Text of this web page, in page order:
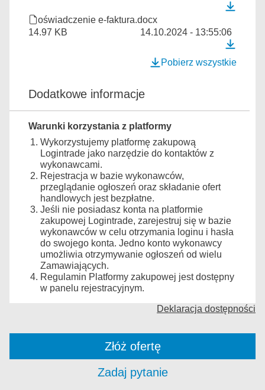
oświadczenie e-faktura.docx
14.97 KB
14.10.2024 - 13:55:06
Pobierz wszystkie
Dodatkowe informacje
Warunki korzystania z platformy
Wykorzystujemy platformę zakupową
Logintrade jako narzędzie do kontaktów z
wykonawcami.
Rejestracja w bazie wykonawców,
przeglądanie ogłoszeń oraz składanie ofert
handlowych jest bezpłatne.
Jeśli nie posiadasz konta na platformie
zakupowej Logintrade, zarejestruj się w bazie
wykonawców w celu otrzymania loginu i hasła
do swojego konta. Jedno konto wykonawcy
umożliwia otrzymywanie ogłoszeń od wielu
Zamawiających.
Regulamin Platformy zakupowej jest dostępny
w panelu rejestracyjnym.
Deklaracja dostępności
Złóż ofertę
Zadaj pytanie